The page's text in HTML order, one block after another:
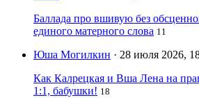
Баллада про вшивую без
единого матерного слова 11
Юша Могилкин · 28 июля 2026,
Как Калрецкая и Вша Лена на
1:1, бабушки! 18